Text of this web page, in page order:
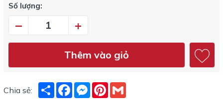
Số lượng:
– +
Thêm vào giỏ
Chia sẻ: ShareFacebookMessenger
Pinterest